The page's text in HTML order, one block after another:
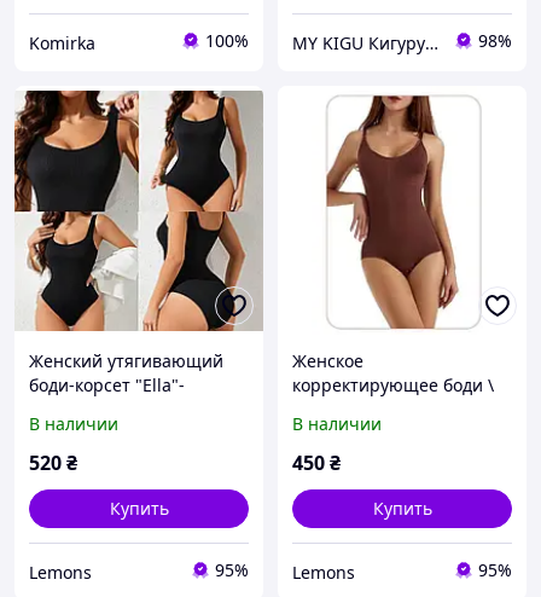
Komirka 100% MY KIGU Кигуруми для всей семьи! 98%
Женский утягивающий
боди-корсет "Ella"-
для живота и талии
В наличии
520₴
Купить
Lemons 95%
Женское
корректирующее боди \
shapewear, большие
размеры, коричневый
В наличии
450₴
Купить
Lemons 95%